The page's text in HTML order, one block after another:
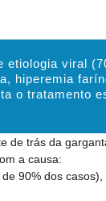
viral
hiperemia
o tratamento
de trás da
a causa:
90% dos